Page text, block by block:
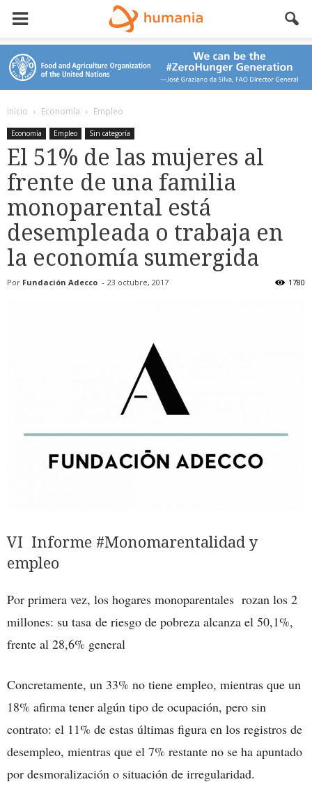
Inicio Economía Empleo
Economía Empleo Sin categoría
El 51% de las mujeres al
frente de una familia
monoparental está
desempleada o trabaja en
la economía sumergida
Por Fundación Adecco - 23 octubre, 2017 1780
VI Informe #Monomarentalidad y
empleo
Por primera vez, los hogares monoparentales rozan los 2
millones: su tasa de riesgo de pobreza alcanza el 50,1%,
frente al 28,6% general
Concretamente, un 33% no tiene empleo, mientras que un
18% afirma tener algún tipo de ocupación, pero sin
contrato: el 11% de estas últimas figura en los registros de
desempleo, mientras que el 7% restante no se ha apuntado
por desmoralización o situación de irregularidad.